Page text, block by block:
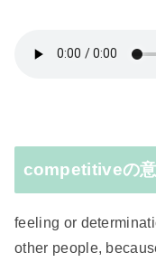
competitiveの
feeling or
other people,